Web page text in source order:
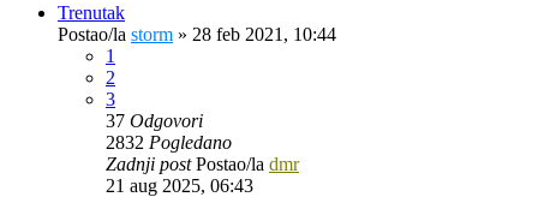
Trenutak
Postao/la storm » 28 feb 2021, 10:44
1
2
3
37 Odgovori
2832 Pogledano
Zadnji postPostao/la dmr
21 aug 2025, 06:43